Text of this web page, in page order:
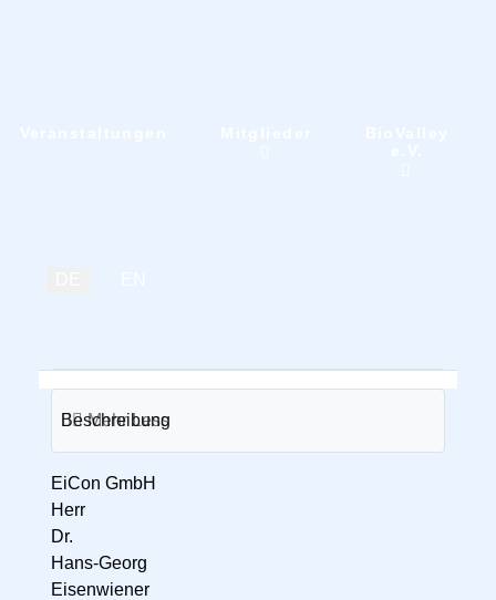
HE
Beschreibung
Mehr Less
EiCon GmbH
Herr
Dr.
Hans-Georg
Eisenwiener